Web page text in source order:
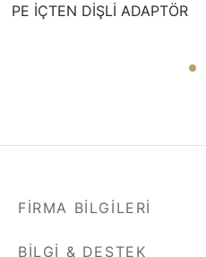
PE İÇTEN DİŞLİ ADAPTÖR
FIRMA BILGILERI
BILGI & DESTEK